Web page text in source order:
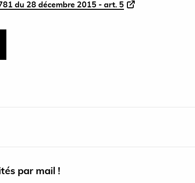
du 28 décembre 2015 - art. 5
par mail !